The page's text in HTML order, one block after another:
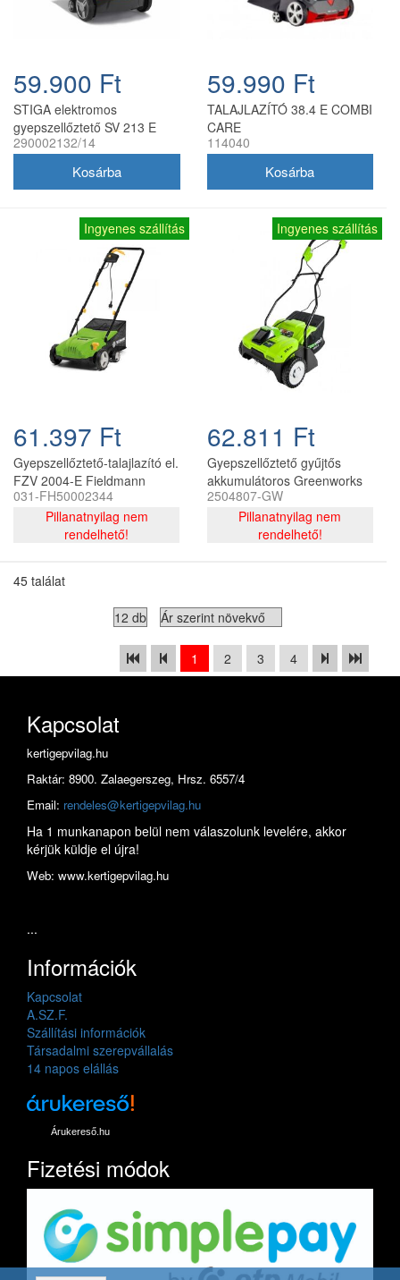
59.900 Ft
STIGA elektromos
gyepszellőztető SV 213 E
1300W
290002132/14
59.990 Ft
TALAJLAZÍTÓ 38.4 E COMBI
CARE
114040
Ingyenes szállítás
61.397 Ft
Gyepszellőztető-talajlazító el.
FZV 2004-E Fieldmann
1500W, 32 cm, 40l
031-FH50002344
Pillanatnyilag nem
rendelhető!
Ingyenes szállítás
62.811 Ft
Gyepszellőztető gyűjtős
akkumulátoros Greenworks
G40DT35 40 v, 35 cm, rugós
tengely
2504807-GW
Pillanatnyilag nem
rendelhető!
45 találat
1 2 3 4
Kapcsolat
kertigepvilag.hu
Raktár: 8900. Zalaegerszeg, Hrsz. 6557/4
Email: rendeles@kertigepvilag.hu
Ha 1 munkanapon belül nem válaszolunk levelére, akkor
kérjük küldje el újra!
Web: www.kertigepvilag.hu
...
Információk
Kapcsolat
A.SZ.F.
Szállítási információk
Társadalmi szerepvállalás
14 napos elállás
Árukereső.hu
Fizetési módok